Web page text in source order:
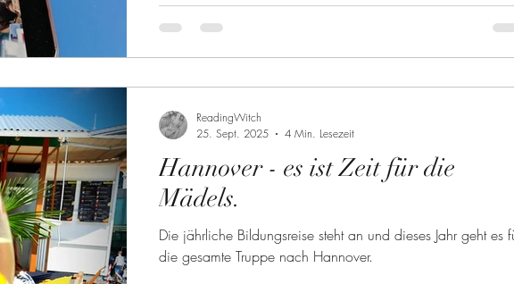
Hannover - es ist Zeit für die
Mädels.
Die jährliche Bildungsreise steht an und dieses Jahr geht es
die gesamte Truppe nach Hannover.
ReadingWitch
25. Sept. 2025
4 Min. Lesezeit